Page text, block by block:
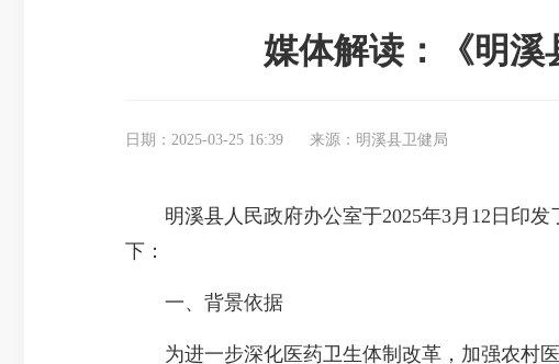
媒体解读：《明
日期：2025-03-25 16:39 来源：明溪县卫健局
明溪县人民政府办公室于2025年3月12日印发
下：
一、背景依据
为进一步深化医药卫生体制改革，加强农村医